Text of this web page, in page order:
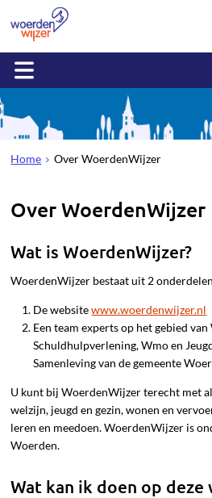
Home Over WoerdenWijzer
Over WoerdenWijzer
Wat is WoerdenWijzer?
WoerdenWijzer bestaat uit 2
De websitewww.woerdenwijzer.nl
Een team experts op het gebied
Schuldhulpverlening, Wmo en
Samenleving van de gemeente
U kunt bij WoerdenWijzer terecht met
welzijn, jeugd en gezin, wonen en
leren en meedoen. WoerdenWijzer is
Woerden.
Wat kan ik doen op deze